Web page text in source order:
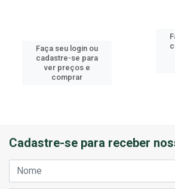
Faça seu login ou
cadastre-se para
ver preços e
comprar
Cadastre-se para receber